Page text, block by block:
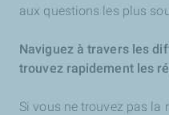
aux questions les plus
Naviguez à travers les
trouvez rapidement les
Si vous ne trouvez pas la